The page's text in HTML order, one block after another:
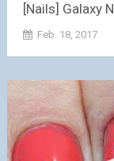
[Nails] Galaxy
Feb. 18, 2017